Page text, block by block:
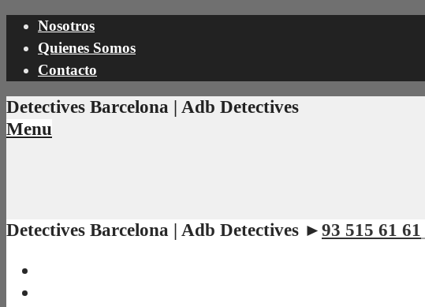
Nosotros
Quienes Somos
Contacto
Detectives Barcelona | Adb Detectives
Menu
Detectives Barcelona | Adb Detectives ► 93 515 61 61